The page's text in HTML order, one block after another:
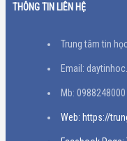
THÔNG TIN LIÊN HỆ
Trung tâm tin
Email:
Mb: 0988248000
Web: https://